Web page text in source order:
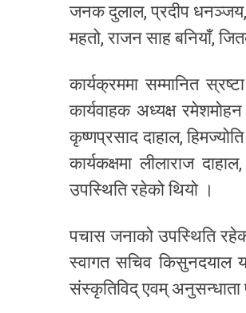
जनक दुलाल, प्रदीप धनञ्जय,
महतो, राजन साह बनियाँ,
कार्यक्रममा सम्मानित
कार्यवाहक अध्यक्ष
कृष्णप्रसाद दाहाल,
कार्यकक्षमा लीलाराज
उपस्थिति रहेको थियो ।
पचास जनाको उपस्थिति
स्वागत सचिव किसुनदयाल
संस्कृतिविद् एवम् अनुसन्धाता